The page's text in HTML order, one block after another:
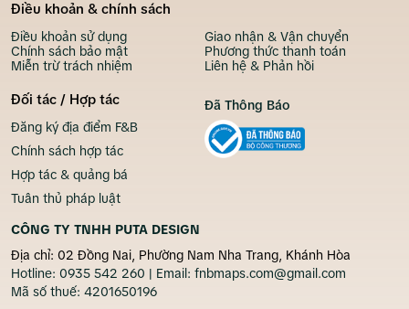
Điều khoản & chính sách
Điều khoản sử dụng
Chính sách bảo mật
Miễn trừ trách nhiệm
Giao nhận & Vận chuyển
Phương thức thanh toán
Liên hệ & Phản hồi
Đối tác / Hợp tác
Đăng ký địa điểm F&B
Chính sách hợp tác
Hợp tác & quảng bá
Tuân thủ pháp luật
CÔNG TY TNHH PUTA DESIGN
Địa chỉ: 02 Đồng Nai, Phường Nam Nha Trang, Khánh Hòa
Hotline: 0935 542 260 | Email: fnbmaps.com@gmail.com
Mã số thuế: 4201650196
Đã Thông Báo